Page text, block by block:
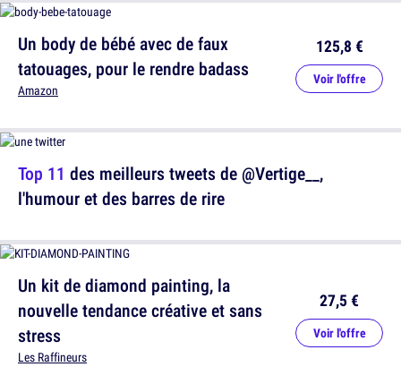
Top 11 des meilleurs tweets de @Vertige__,
l'humour et des barres de rire
Un body de bébé avec de faux
tatouages, pour le rendre badass
Amazon
125,8 €
Voir l'offre
Un kit de diamond painting, la
nouvelle tendance créative et sans
stress
Les Raffineurs
27,5 €
Voir l'offre